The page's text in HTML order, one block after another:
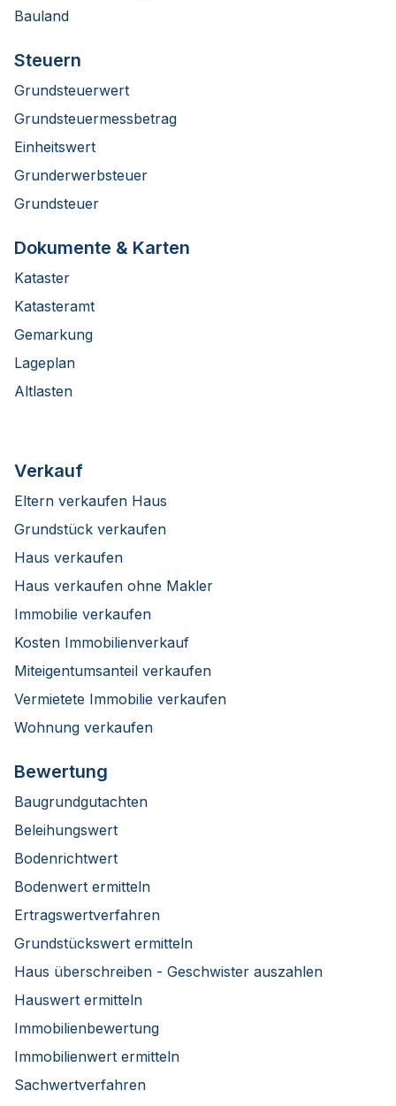
Bauland
Steuern
Grundsteuerwert
Grundsteuermessbetrag
Einheitswert
Grunderwerbsteuer
Grundsteuer
Dokumente & Karten
Kataster
Katasteramt
Gemarkung
Lageplan
Altlasten
Verkauf
Eltern verkaufen Haus
Grundstück verkaufen
Haus verkaufen
Haus verkaufen ohne Makler
Immobilie verkaufen
Kosten Immobilienverkauf
Miteigentumsanteil verkaufen
Vermietete Immobilie verkaufen
Wohnung verkaufen
Bewertung
Baugrundgutachten
Beleihungswert
Bodenrichtwert
Bodenwert ermitteln
Ertragswertverfahren
Grundstückswert ermitteln
Haus überschreiben - Geschwister auszahlen
Hauswert ermitteln
Immobilienbewertung
Immobilienwert ermitteln
Sachwertverfahren